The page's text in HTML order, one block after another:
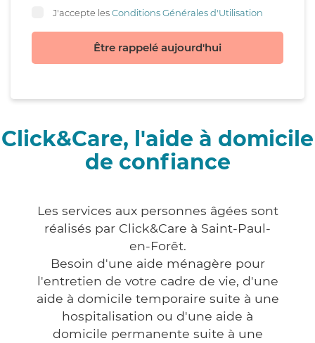
J'accepte lesConditions Générales d'Utilisation
Être rappelé aujourd'hui
Click&Care, l'aide à domicile
de confiance
Les services aux personnes âgées sont
réalisés par Click&Care à Saint-Paul-
en-Forêt.
Besoin d'une aide ménagère pour
l'entretien de votre cadre de vie, d'une
aide à domicile temporaire suite à une
hospitalisation ou d'une aide à
domicile permanente suite à une